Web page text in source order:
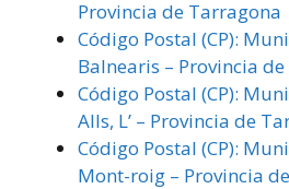
Provincia de Tarragona
Código Postal (CP):
Balnearis – Provincia
Código Postal (CP):
Alls, L’ – Provincia de
Código Postal (CP):
Mont-roig – Provincia